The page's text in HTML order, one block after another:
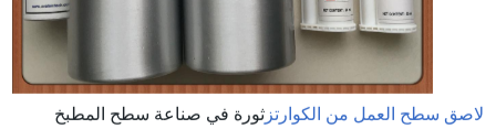
لاصق سطح العمل من الكوارتزثورة في صناعة سطح المطبخ